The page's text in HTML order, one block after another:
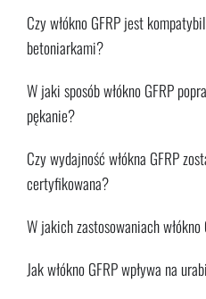
Czy włókno GFRP jest
betoniarkami?
W jaki sposób włókno GFRP
pękanie?
Czy wydajność włókna GFRP
certyfikowana?
W jakich zastosowaniach
Jak włókno GFRP wpływa na